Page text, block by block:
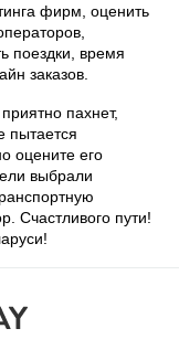
фирм, оценить
поездки, время
заказов.
пахнет,
пытается
оцените его
выбрали
Счастливого пути!